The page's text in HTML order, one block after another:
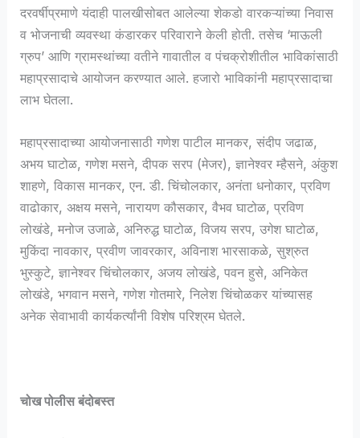
दरवर्षीप्रमाणे यंदाही पालखीसोबत आलेल्या शेकडो वारकऱ्यांच्या निवास
व भोजनाची व्यवस्था कंडारकर परिवाराने केली होती. तसेच ‘माऊली
ग्रुप’ आणि ग्रामस्थांच्या वतीने गावातील व पंचक्रोशीतील भाविकांसाठी
महाप्रसादाचे आयोजन करण्यात आले. हजारो भाविकांनी महाप्रसादाचा
लाभ घेतला.
महाप्रसादाच्या आयोजनासाठी गणेश पाटील मानकर, संदीप जढाळ,
अभय घाटोळ, गणेश मसने, दीपक सरप (मेजर), ज्ञानेश्वर म्हैसने, अंकुश
शाहणे, विकास मानकर, एन. डी. चिंचोलकार, अनंता धनोकार, प्रविण
वाढोकार, अक्षय मसने, नारायण कौसकार, वैभव घाटोळ, प्रविण
लोखंडे, मनोज उजाळे, अनिरुद्ध घाटोळ, विजय सरप, उगेश घाटोळ,
मुकिंदा नावकार, प्रवीण जावरकार, अविनाश भारसाकळे, सुश्रुत
भुस्कुटे, ज्ञानेश्वर चिंचोलकार, अजय लोखंडे, पवन हुसे, अनिकेत
लोखंडे, भगवान मसने, गणेश गोतमारे, निलेश चिंचोळकर यांच्यासह
अनेक सेवाभावी कार्यकर्त्यांनी विशेष परिश्रम घेतले.
चोख पोलीस बंदोबस्त